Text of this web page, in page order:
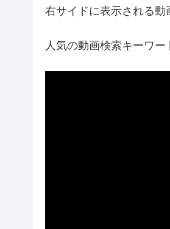
右サイドに表示される動
人気の動画検索キーワー